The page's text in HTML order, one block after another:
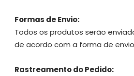
Formas de Envio:
Todos os produtos serão
de acordo com a forma de
Rastreamento do Pedido: